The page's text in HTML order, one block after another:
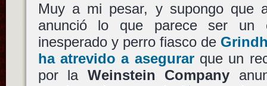
Muy a mi pesar, y supongo que
anunció lo que parece ser un
inesperado y perro fiasco de
ha atrevido a asegurarque un
por la Weinstein Company